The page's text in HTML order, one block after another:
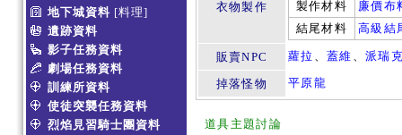
地下城資料 [料理]
遺跡資料
影子任務資料
劇場任務資料
訓練所資料
使徒突襲任務資料
烈焰見習騎士團資料
衣物製作
製作材料
廉價布
結尾材料
高級結
販賣NPC 蘿拉 、蓋維 、派瑞
掉落怪物 平原龍
道具主題討論